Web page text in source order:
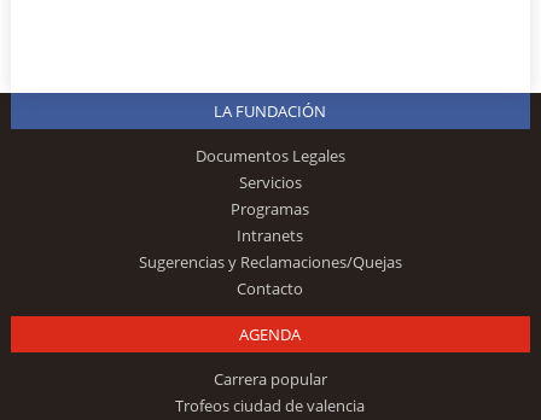
LA FUNDACIÓN
Documentos Legales
Servicios
Programas
Intranets
Sugerencias y Reclamaciones/Quejas
Contacto
AGENDA
Carrera popular
Trofeos ciudad de valencia